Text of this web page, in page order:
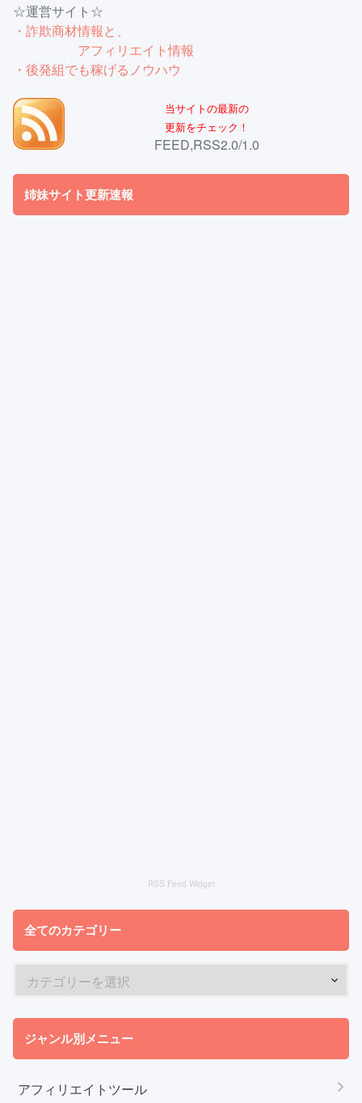
☆運営サイト☆
・詐欺商材情報と、
アフィリエイト情報
・後発組でも稼げるノウハウ
当サイトの最新の
更新をチェック！
FEED,RSS2.0/1.0
姉妹サイト更新速報
RSS Feed Widget
全てのカテゴリー
ジャンル別メニュー
アフィリエイトツール